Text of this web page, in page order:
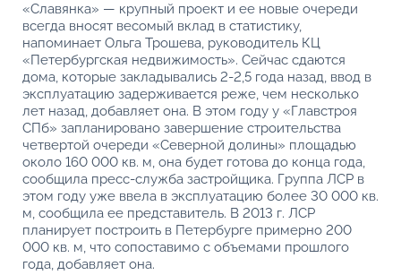
«Славянка» — крупный проект и ее новые очереди
всегда вносят весомый вклад в статистику,
напоминает Ольга Трошева, руководитель КЦ
«Петербургская недвижимость». Сейчас сдаются
дома, которые закладывались 2-2,5 года назад, ввод в
эксплуатацию задерживается реже, чем несколько
лет назад, добавляет она. В этом году у «Главстроя
СПб» запланировано завершение строительства
четвертой очереди «Северной долины» площадью
около 160 000 кв. м, она будет готова до конца года,
сообщила пресс-служба застройщика. Группа ЛСР в
этом году уже ввела в эксплуатацию более 30 000 кв.
м, сообщила ее представитель. В 2013 г. ЛСР
планирует построить в Петербурге примерно 200
000 кв. м, что сопоставимо с объемами прошлого
года, добавляет она.